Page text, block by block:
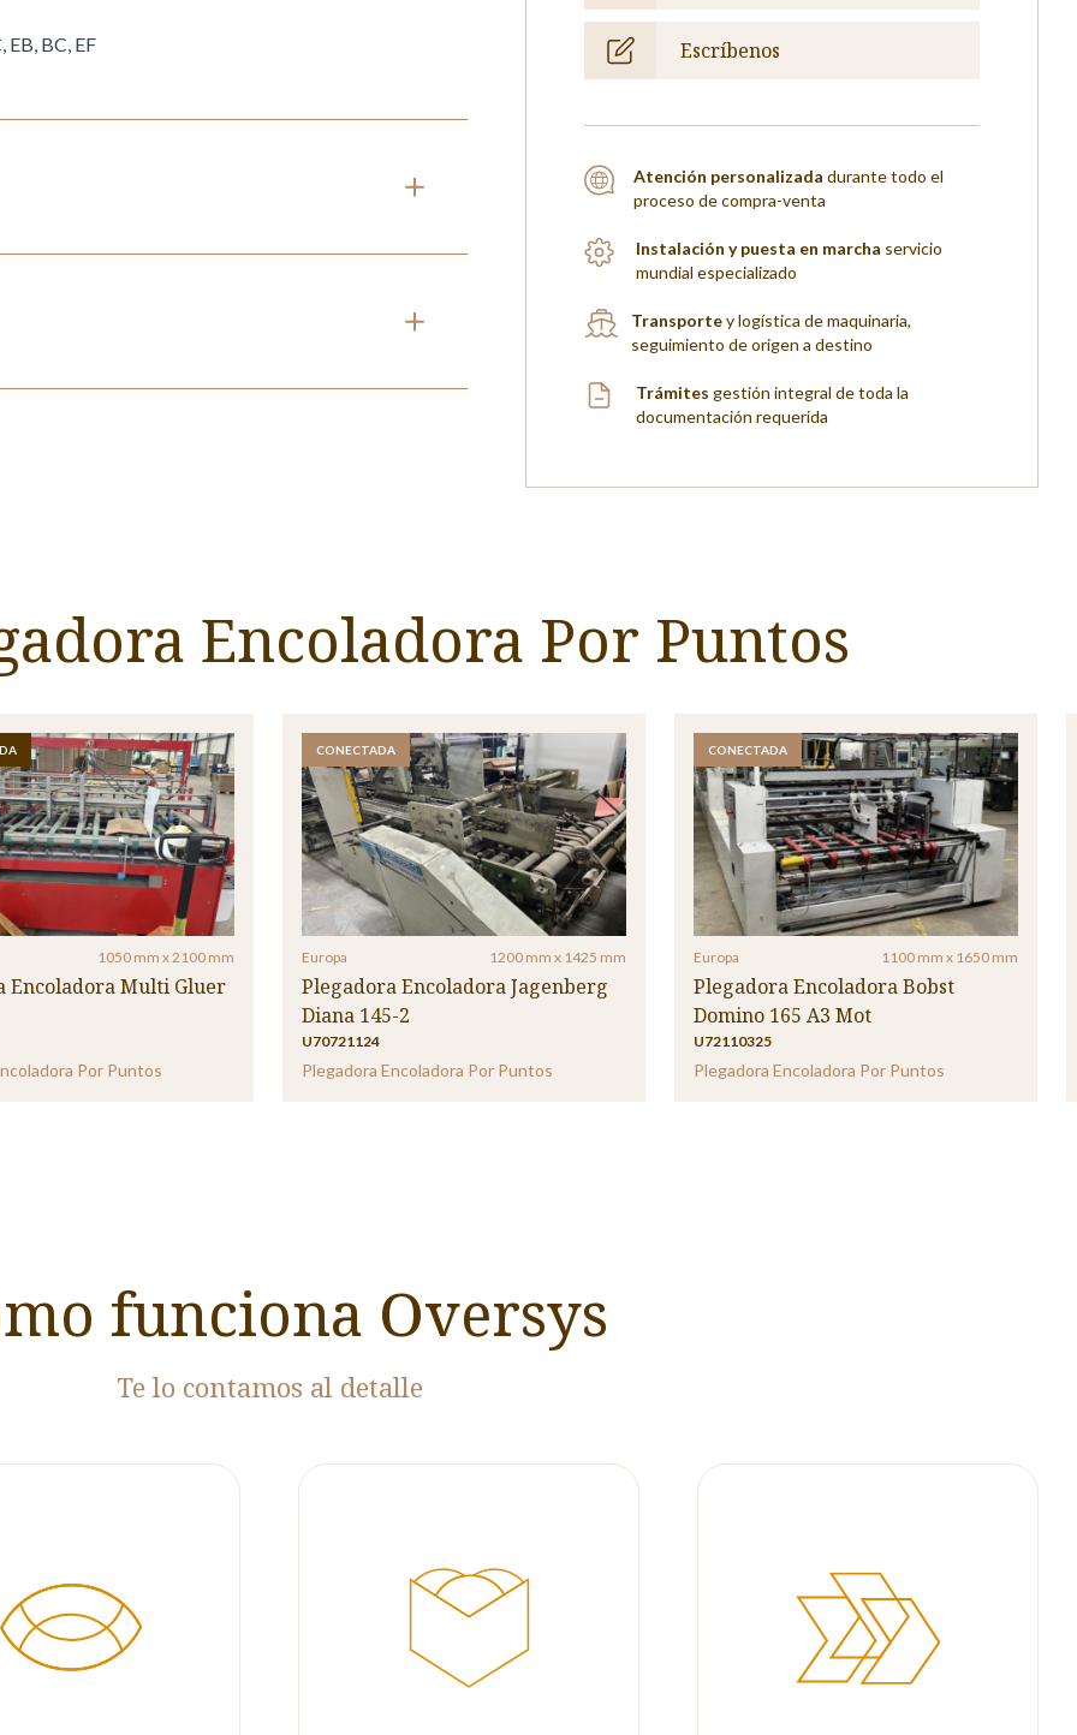
BC, EF
POR PUNTOS
esta máquina.
Escríbenos
Atención personalizada durante todo el
proceso de compra-venta
Instalación y puesta en marcha servicio
mundial especializado
Transportey logística de maquinaria,
seguimiento de origen a destino
Trámites gestión integral de toda la
documentación requerida
Encoladora Por Puntos
1050 mm x 2100 mm
Encoladora Multi Gluer
Por Puntos
CONECTADA
Europa 1200 mm x 1425 mm
Plegadora Encoladora Jagenberg
Diana 145-2
U70721124
Plegadora Encoladora Por Puntos
CONECTADA
Europa 1100 mm x 1650 mm
Plegadora Encoladora Bobst
Domino 165 A3 Mot
U72110325
Plegadora Encoladora Por Puntos
funciona Oversys
Te lo contamos al detalle